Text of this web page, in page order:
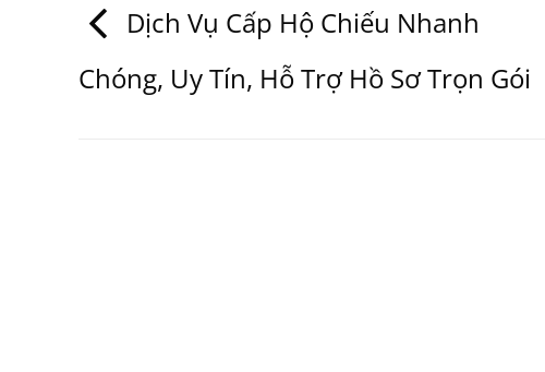
Dịch Vụ Cấp Hộ Chiếu Nhanh
Chóng, Uy Tín, Hỗ Trợ Hồ Sơ Trọn Gói